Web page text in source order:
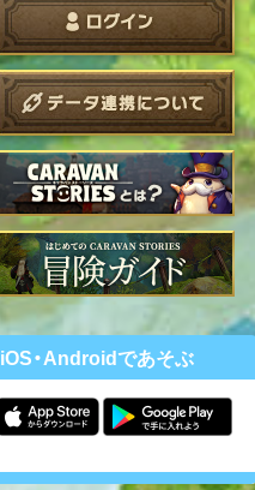
iOS・Androidであそぶ